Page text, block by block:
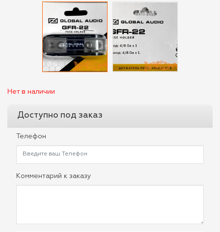
Нет в наличии
Доступно под заказ
Телефон
Комментарий к заказу